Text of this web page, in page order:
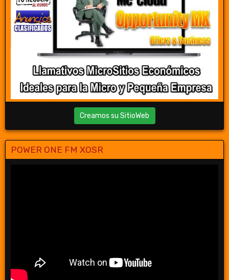
Creamos su SitioWeb
POWER ONE FM XOSR